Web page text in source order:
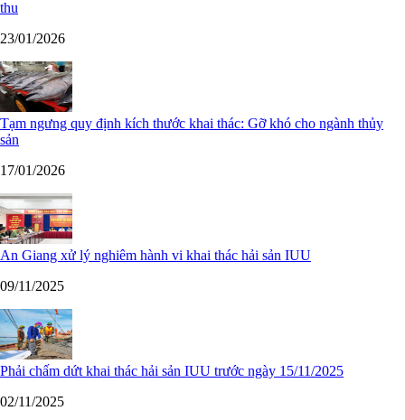
thu
23/01/2026
Tạm ngưng quy định kích thước khai thác: Gỡ khó cho ngành thủy
sản
17/01/2026
An Giang xử lý nghiêm hành vi khai thác hải sản IUU
09/11/2025
Phải chấm dứt khai thác hải sản IUU trước ngày 15/11/2025
02/11/2025